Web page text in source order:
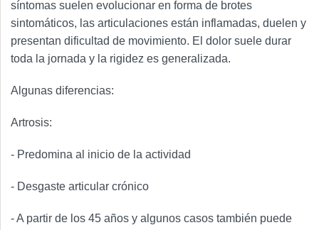
síntomas suelen evolucionar en forma de brotes
sintomáticos, las articulaciones están inflamadas, duelen y
presentan dificultad de movimiento. El dolor suele durar
toda la jornada y la rigidez es generalizada.
Algunas diferencias:
Artrosis:
- Predomina al inicio de la actividad
- Desgaste articular crónico
- A partir de los 45 años y algunos casos también puede